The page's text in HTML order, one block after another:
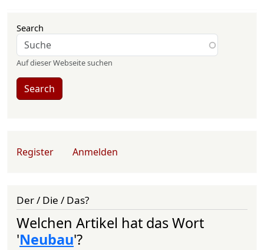
Search
Auf dieser Webseite suchen
Search
User account menu
Register Anmelden
Der / Die / Das?
Welchen Artikel hat das Wort
'Neubau'?